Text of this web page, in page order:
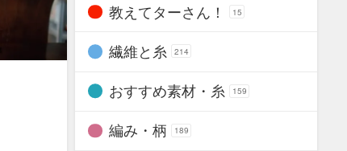
教えてターさん！ 15
繊維と糸 214
おすすめ素材・糸 159
編み・柄 189